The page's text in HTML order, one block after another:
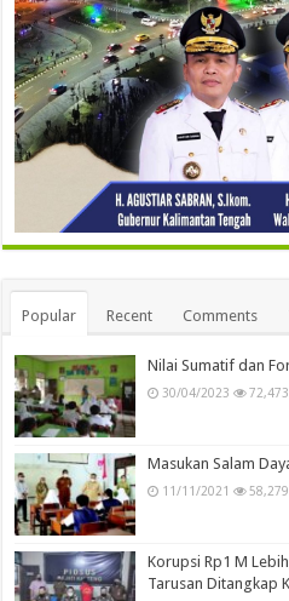
Popular Recent Comments
Nilai Sumatif dan
30/04/2023 72,473
Masukan Salam
11/11/2021 58,279
Korupsi Rp1 M
Tarusan Ditangkap